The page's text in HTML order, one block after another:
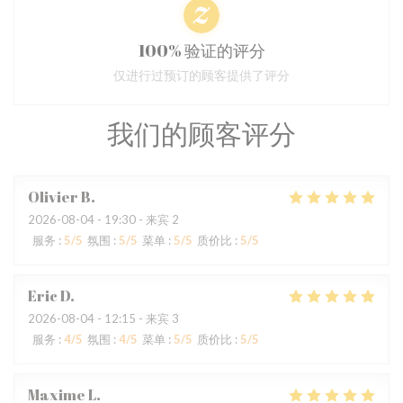
我们的顾客评分
OlivierB
2026-08-04 - 19:30 - 来宾 2
服务 : 5/5 氛围 : 5/5 菜单 : 5/5 质价比 : 5/5
EricD
2026-08-04 - 12:15 - 来宾 3
服务 : 4/5 氛围 : 4/5 菜单 : 5/5 质价比 : 5/5
MaximeL
100% 验证的评分
仅进行过预订的顾客提供了评分